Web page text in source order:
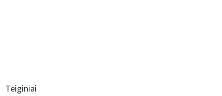
Teiginiai